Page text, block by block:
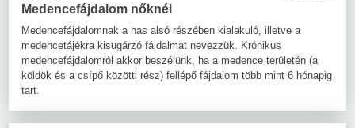
Medencefájdalom nőknél
Medencefájdalomnak a has alsó részében kialakuló, illetve a
medencetájékra kisugárzó fájdalmat nevezzük. Krónikus
medencefájdalomról akkor beszélünk, ha a medence területén (a
köldök és a csípő közötti rész) fellépő fájdalom több mint 6 hónapig
tart.